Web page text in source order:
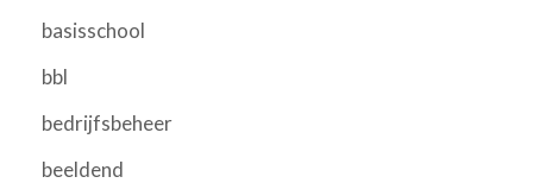
basisschool
bbl
bedrijfsbeheer
beeldend